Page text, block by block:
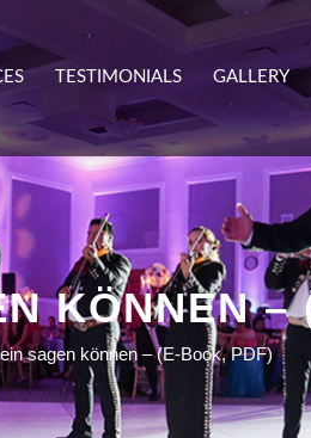
TESTIMONIALS GALLERY
KÖNNEN
sagen können – (E-Book, PDF)